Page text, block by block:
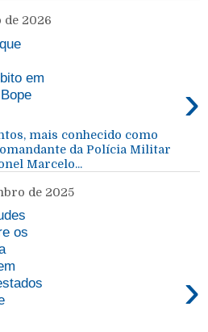
de 2026
em
›
mais conhecido como
da Polícia Militar
Marcelo...
de 2025
os
›